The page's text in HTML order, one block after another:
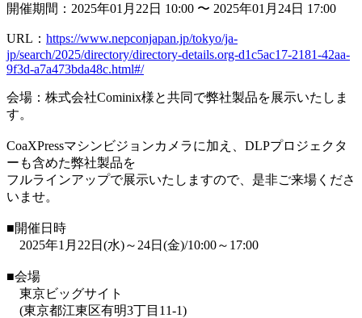
開催期間：2025年01月22日 10:00 〜 2025年01月24日 17:00
URL： https://www.nepconjapan.jp/tokyo/ja-
jp/search/2025/directory/directory-details.org-d1c5ac17-2181-42aa-
9f3d-a7a473bda48c.html#/
会場：株式会社Cominix様と共同で弊社製品を展示いたしま
す。
CoaXPressマシンビジョンカメラに加え、DLPプロジェクタ
ーも含めた弊社製品を
フルラインアップで展示いたしますので、是非ご来場くださ
いませ。
■開催日時
2025年1月22日(水)～24日(金)/10:00～17:00
■会場
東京ビッグサイト
(東京都江東区有明3丁目11-1)